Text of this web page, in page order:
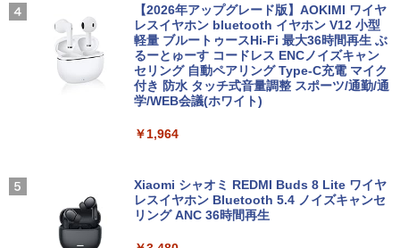
2026】【Office 2024 H&B】【WEBカメ
ラ×テンキー】富士通 LIFEBOOK A5510/
Core i5-10210U/メモリ: 8GB/16GB/32G
B/SSD:256GB/512GB/1TB/Wi-fi/Blueto
oth/15.6型/HDMI/USB3.2/パソコン 中古
PC 中古ノートパソコン Windows11
中古ノートパソコン Lenovo ThinkPad
T14 第10世代 Core i5 Windows11 Pro
Office 2024付き メモリ16GB SSD512G
ス 在宅勤務 学生向け
￥17,160
【Windows11】 【超小型】 DELL Opti
Plex 3060 Micro マイクロ MFF 第8世代
Core i5 8400T/1.70GHz 8GB SSD256G
ice 無線LAN 中古パソコン デスクトップ
￥22,500
【IPSパネル/フレームレス】 液晶モニタ
ー 27インチ PS5 対応 フルHD スピーカ
ー 内蔵 VESA 対応 リフレッシュレート 1
00Hz HDMI RGB JAPANNEXT JN-IPS27
1FHD 27型 JNIPS271FHD ジャパンネク
ィスプレイ PS3 PS4 Switch
の歩き方編集室 ]
￥2,750
]
【2026年アップグレード版】AOKIMI ワイヤ
レスイヤホン bluetooth イヤホン V12 小型
軽量 ブルートゥースHi-Fi 最大36時間再生 ぶ
るーとゅーす コードレス ENCノイズキャン
セリング 自動ペアリング Type-C充電 マイク
付き 防水 タッチ式音量調整 スポーツ/通勤/通
学/WEB会議(ホワイト)
￥1,964
Xiaomi シャオミ REDMI Buds 8 Lite ワイヤ
レスイヤホン Bluetooth 5.4 ノイズキャンセ
リング ANC 36時間再生